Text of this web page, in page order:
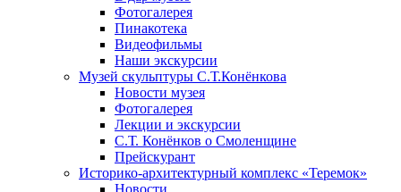
Фотогалерея
Пинакотека
Видеофильмы
Наши экскурсии
Музей скульптуры С.Т.Конёнкова
Новости музея
Фотогалерея
Лекции и экскурсии
С.Т. Конёнков о Смоленщине
Прейскурант
Историко-архитектурный комплекс «Теремок»
Новости